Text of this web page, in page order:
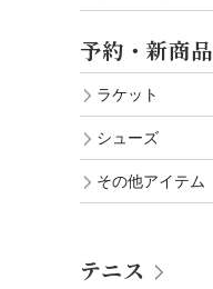
予約・新商品
ラケット
シューズ
その他アイテム
テニス